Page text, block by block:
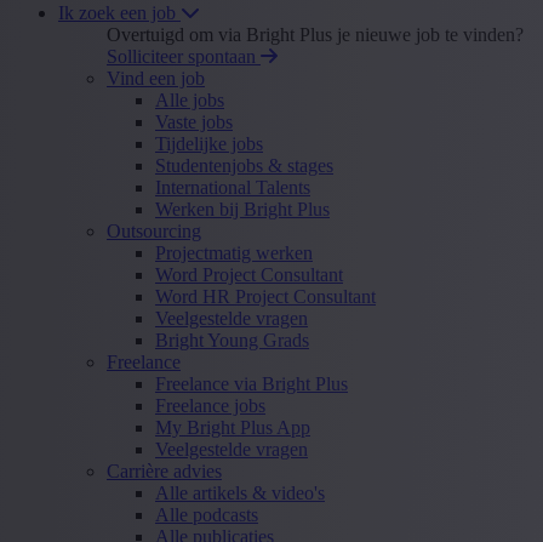
Ik zoek een job
Overtuigd om via Bright Plus je nieuwe job te vinden?
Solliciteer spontaan
Vind een job
Alle jobs
Vaste jobs
Tijdelijke jobs
Studentenjobs & stages
International Talents
Werken bij Bright Plus
Outsourcing
Projectmatig werken
Word Project Consultant
Word HR Project Consultant
Veelgestelde vragen
Bright Young Grads
Freelance
Freelance via Bright Plus
Freelance jobs
My Bright Plus App
Veelgestelde vragen
Carrière advies
Alle artikels & video's
Alle podcasts
Alle publicaties